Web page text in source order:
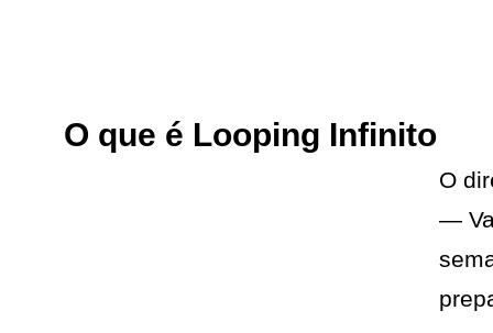
O que é Looping Infinito
O
—